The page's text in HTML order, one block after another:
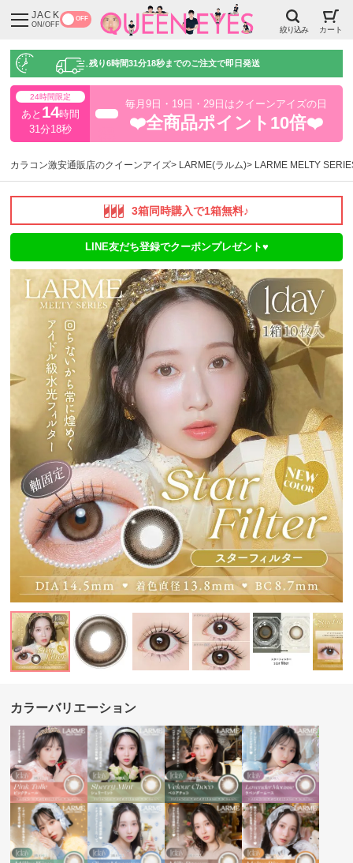
JACK
ON/OFF
OFF
絞り込み カート
残り6時間31分17秒までのご注文で即日発送
24時間限定
あと 14時間
31分17秒
毎月9日・19日・29日はクイーンアイズの日
❤️全商品ポイント10倍❤️
カラコン激安通販店のクイーンアイズ LARME(ラルム) LARME MELTY
3箱同時購入で1箱無料♪
LINE友だち登録でクーポンプレゼント♥
カラーバリエーション